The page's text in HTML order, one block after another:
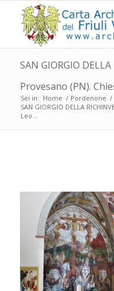
SAN GIORGIO
Provesano (PN).
Sei in: Home / Pordenone /
SAN GIORGIO DELLA
Leo...